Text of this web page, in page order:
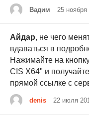
Вадим 25 ноября
Айдар, не чего
вдаваться в
Нажимайте на
CIS Х64" и
прямой ссылке с
denis 22 июля